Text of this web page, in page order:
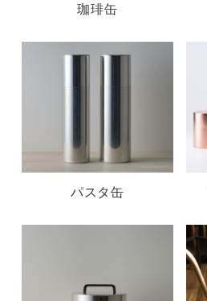
珈琲缶
パスタ缶